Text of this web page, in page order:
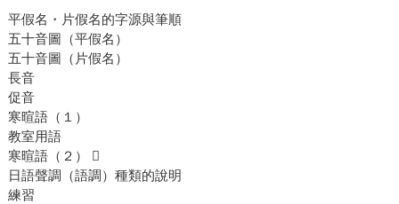
平假名・片假名的字源與筆順
五十音圖（平假名）
五十音圖（片假名）
長音
促音
寒暄語（１）
教室用語
寒暄語（２） 
日語聲調（語調）種類的說明
練習